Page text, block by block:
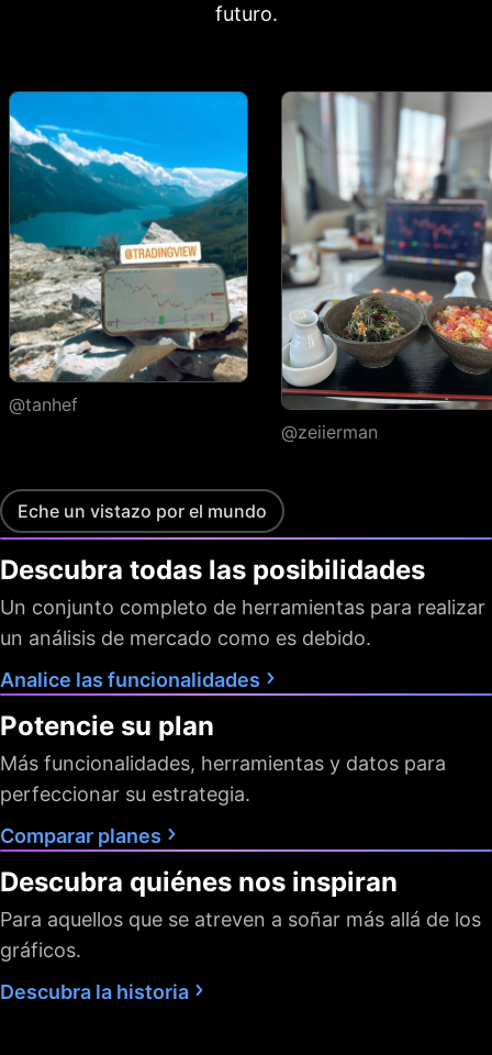
futuro.
@tanhef
@zeiierman
Eche un vistazo por el mundo
Descubra todas las posibilidades
Un conjunto completo de herramientas para realizar
un análisis de mercado como es debido.
Analice las funcionalidades
Potencie su plan
Más funcionalidades, herramientas y datos para
perfeccionar su estrategia.
Comparar planes
Descubra quiénes nos inspiran
Para aquellos que se atreven a soñar más allá de los
gráficos.
Descubra la historia